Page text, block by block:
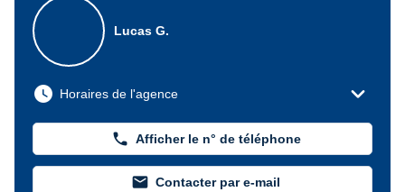
Lucas G.
watch_later Horaires de l'agence expand_more
phone Afficher le n° de téléphone
mail Contacter par e-mail